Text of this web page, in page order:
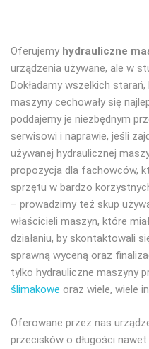
Oferujemy hydrauliczne
urządzenia używane, ale w
Dokładamy wszelkich
maszyny cechowały się
poddajemy je niezbędnym
serwisowi i naprawie, jeśli
używanej hydraulicznej
propozycja dla fachowców,
sprzętu w bardzo
– prowadzimy też skup
właścicieli maszyn, które
działaniu, by skontaktowali
sprawną wyceną oraz
tylko hydrauliczne maszyny
ślimakowe oraz wiele, wiele
Oferowane przez nas
przecisków o długości